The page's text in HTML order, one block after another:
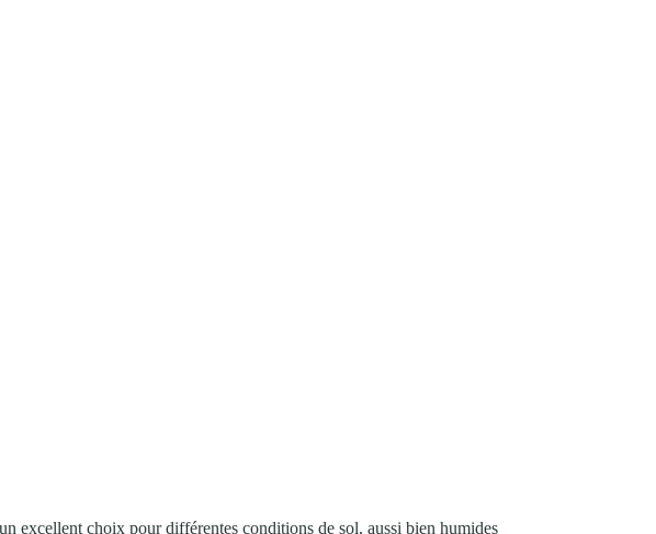
excellent choix pour différentes conditions de sol, aussi bien humides